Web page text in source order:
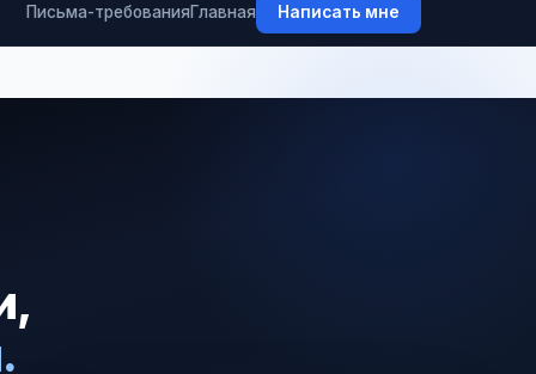
Письма-требованияГлавная Написать мне